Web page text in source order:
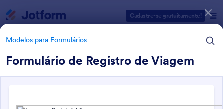
Cadastre-se gratuitamente!
Modelos para Formulários
Formulário de Registro de Viagem
Categorias de Modelos para Formulários